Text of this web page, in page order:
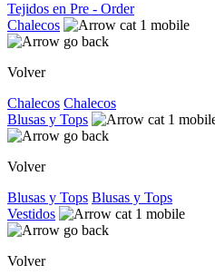
Tejidos en Pre - Order
Chalecos
Volver
Chalecos Chalecos
Blusas y Tops
Volver
Blusas y Tops Blusas y Tops
Vestidos
Volver